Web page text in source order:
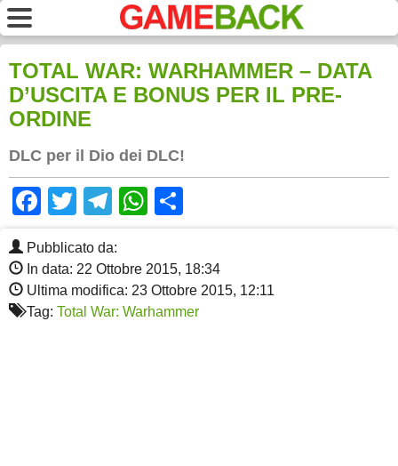
TOTAL WAR: WARHAMMER – DATA
D’USCITA E BONUS PER IL PRE-
ORDINE
DLC per il Dio dei DLC!
Facebook
TwitterTelegram
WhatsApp
Pubblicato da:
In data: 22 Ottobre 2015, 18:34
Ultima modifica: 23 Ottobre 2015, 12:11
Tag: Total War: Warhammer